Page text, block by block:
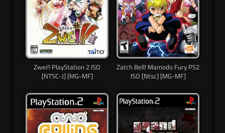
Zwei!! PlayStation 2 ISO
[NTSC-J] [MG-MF]
Zatch Bell! Mamodo Fury PS2
ISO [Ntsc] [MG-MF]